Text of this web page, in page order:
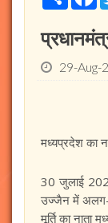
29-Aug-
मध्यप्रदेश का
30 जुलाई
उज्जैन में अलग-
मूर्ति का नाता